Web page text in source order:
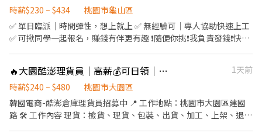
09:00－18:00➡️ NT$230 午班｜13:00－20:00、14:00－23:00➡️
NT$230 晚班｜17:30－22:30➡️ NT$260 夜班｜21:00－06:00、
23:00－08:00、00:00－08:00➡️ NT$260 📍桃園市龜山區頂湖二街
後請截圖職缺文➡️私訊留下 ⌜姓名✚電話⌟ 謝謝❤️ #搞笑專員陪你抬
槓 #免諮詢費
時薪$230 ~ $434
桃園市龜山區
✅ 單日臨派｜時間彈性，想上就上 ✅ 無經驗可｜專人協助快速上工
✅ 可揪同學一起報名，賺錢有伴更有趣 ❗️隨便你挑❗️我負責發錢❗️快找
17:30－22:30 夜班: 00:00－08:00 夜11班:23:00－08:00 晚9班：
21:00－06:00 ~~~~~~~~~~~~~~~~~~~~~~~~~~~~~~ 💸時薪230💸
專區 早9班：09:00 － 18:00 早8班：08:00 －17:00 午13班：13:00
－20:00 午14班：14:00－23:00 工作內容: 簡單分貨＋包裹整理 工作
🔥大園酷澎理貨員｜高薪💰可日領｜免費供餐🍱｜快速上工🚀酷MH
1天前
時薪$240 ~ $480
桃園市大園區
韓國電商-酷澎倉庫理貨員招募中 📍 工作地點：桃園市大園區建國
路 🛠 工作內容 理貨：檢貨、理貨、包裝、出貨、加工、上架、退貨